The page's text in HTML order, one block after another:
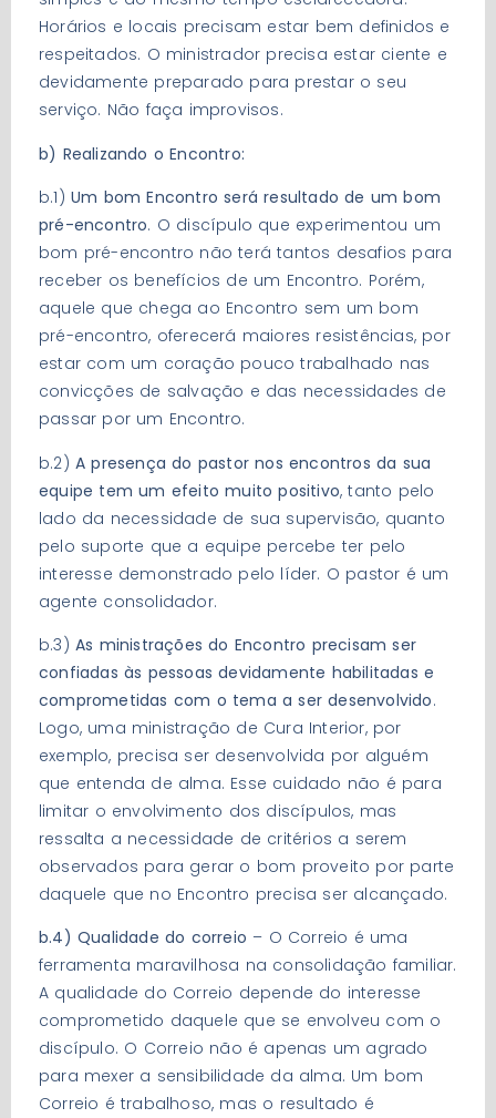
Horários e locais precisam estar bem definidos e
respeitados. O ministrador precisa estar ciente e
devidamente preparado para prestar o seu
serviço. Não faça improvisos.
b) Realizando o Encontro:
b.1) Um bom Encontro será resultado de um bom
pré-encontro. O discípulo que experimentou um
bom pré-encontro não terá tantos desafios para
receber os benefícios de um Encontro. Porém,
aquele que chega ao Encontro sem um bom
pré-encontro, oferecerá maiores resistências, por
estar com um coração pouco trabalhado nas
convicções de salvação e das necessidades de
passar por um Encontro.
b.2) A presença do pastor nos encontros da sua
equipe tem um efeito muito positivo, tanto pelo
lado da necessidade de sua supervisão, quanto
pelo suporte que a equipe percebe ter pelo
interesse demonstrado pelo líder. O pastor é um
agente consolidador.
b.3) As ministrações do Encontro precisam ser
confiadas às pessoas devidamente habilitadas e
comprometidas com o tema a ser desenvolvido.
Logo, uma ministração de Cura Interior, por
exemplo, precisa ser desenvolvida por alguém
que entenda de alma. Esse cuidado não é para
limitar o envolvimento dos discípulos, mas
ressalta a necessidade de critérios a serem
observados para gerar o bom proveito por parte
daquele que no Encontro precisa ser alcançado.
b.4) Qualidade do correio – O Correio é uma
ferramenta maravilhosa na consolidação familiar.
A qualidade do Correio depende do interesse
comprometido daquele que se envolveu com o
discípulo. O Correio não é apenas um agrado
para mexer a sensibilidade da alma. Um bom
Correio é trabalhoso, mas o resultado é